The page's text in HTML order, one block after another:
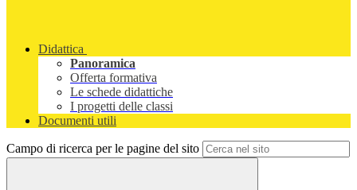
Didattica
Panoramica
Offerta formativa
Le schede didattiche
I progetti delle classi
Documenti utili
Campo di ricerca per le pagine del sito